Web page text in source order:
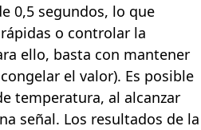
0,5 segundos, lo que
o controlar la
ello, basta con mantener
el valor). Es posible
temperatura, al alcanzar
señal. Los resultados de la